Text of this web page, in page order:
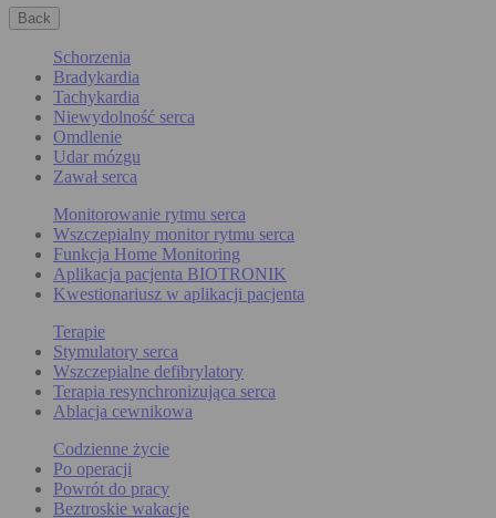
Back
Schorzenia
Bradykardia
Tachykardia
Niewydolność serca
Omdlenie
Udar mózgu
Zawał serca
Monitorowanie rytmu serca
Wszczepialny monitor rytmu serca
Funkcja Home Monitoring
Aplikacja pacjenta BIOTRONIK
Kwestionariusz w aplikacji pacjenta
Terapie
Stymulatory serca
Wszczepialne defibrylatory
Terapia resynchronizująca serca
Ablacja cewnikowa
Codzienne życie
Po operacji
Powrót do pracy
Beztroskie wakacje